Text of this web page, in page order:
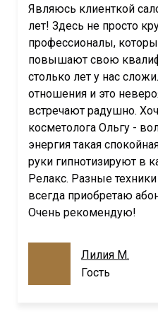
Являюсь клиенткой
лет! Здесь не просто
профессионалы,
повышают свою
столько лет у нас
отношения и это
встречают радушно.
косметолога Ольгу -
энергия такая
руки гипнотизируют в
Релакс. Разные
всегда приобретаю
Очень рекомендую!
Лилия М.
Гость